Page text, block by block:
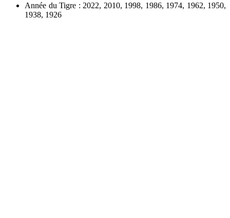
Année du Tigre : 2022, 2010, 1998, 1986, 1974, 1962, 1950,
1938, 1926